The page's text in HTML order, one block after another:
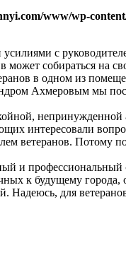
www/wp-
с
собираться на
в одном из
Ахмеровым мы
интересовали
ветеранов. Потому
и
к будущему
Надеюсь, для